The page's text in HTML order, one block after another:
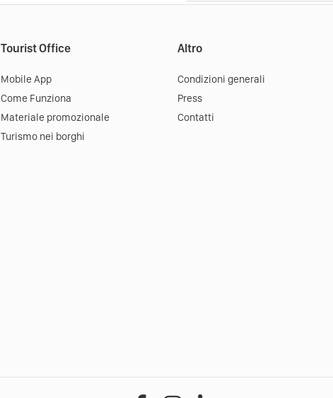
Tourist Office
Mobile App
Come Funziona
Materiale promozionale
Turismo nei borghi
Altro
Condizioni generali
Press
Contatti